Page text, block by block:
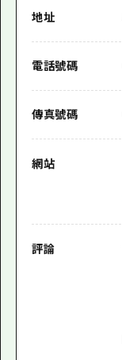
地址
電話號碼
傳真號碼
網站
評論